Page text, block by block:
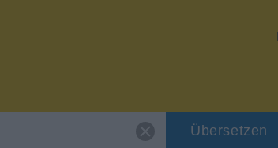
Übersetzen